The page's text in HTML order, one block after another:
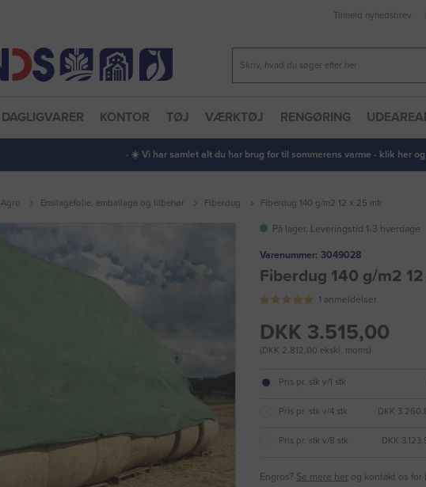
Tilmeld nyhedsbrev
DAGLIGVARER KONTOR TØJ VÆRKTØJ RENGØRING
· ☀️ Vi har samlet alt du har brug for til sommerens varme - klik her
Agro Ensilagefolie, emballage og tilbehør Fiberdug Fiberdug 140 g/m2 12 x 25 mtr
På lager. Leveringstid 1-3 hverdage
Varenummer: 3049028
Fiberdug 140 g/m2
1 anmeldelser
DKK 3.515,00
(DKK 2.812,00 ekskl. moms)
Pris pr. stk v/1 stk
Pris pr. stk v/4 stk DKK
Pris pr. stk v/8 stk DKK
Engros? Se mere her og kontakt os